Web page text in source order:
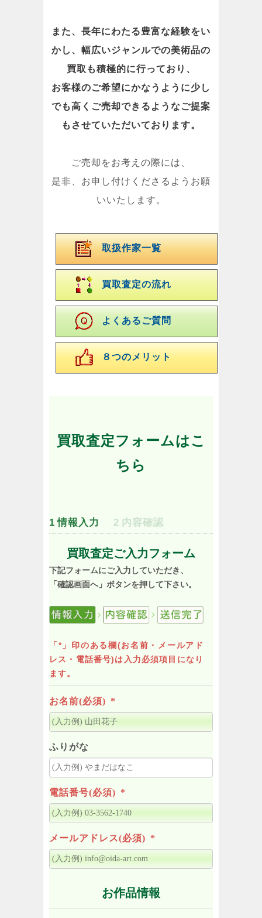
また、長年にわたる豊富な経験をい
かし、幅広いジャンルでの美術品の
買取も積極的に行っており、
お客様のご希望にかなうように少し
でも高くご売却できるようなご提案
もさせていただいております。
ご売却をお考えの際には、
是非、お申し付けくださるようお願
いいたします。
取扱作家一覧
買取査定の流れ
よくあるご質問
８つのメリット
買取査定フォームはこ
ちら
1 情報入力 2 内容確認
買取査定ご入力フォーム
下記フォームにご入力していただき、
「確認画面へ」ボタンを押して下さい。
「*」印のある欄(お名前・メールアド
レス・電話番号)は入力必須項目になり
ます。
お名前(必須) *
ふりがな
電話番号(必須) *
メールアドレス(必須) *
お作品情報